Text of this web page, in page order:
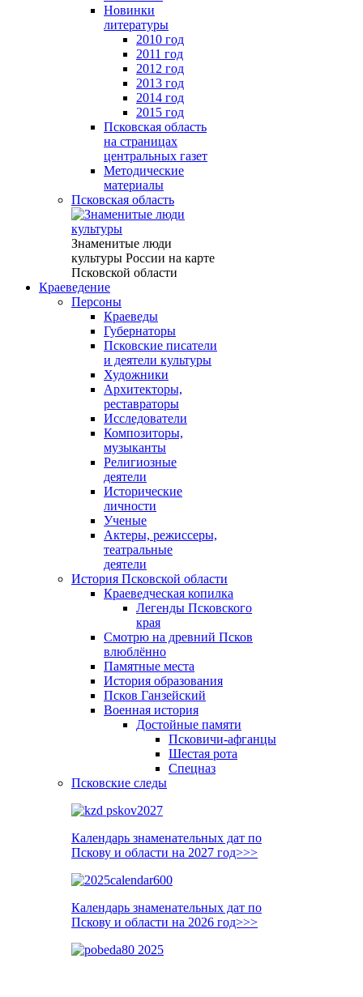
Новинки
литературы
2010 год
2011 год
2012 год
2013 год
2014 год
2015 год
Псковская область
на страницах
центральных газет
Методические
материалы
Псковская область
Знаменитые люди
культуры России на карте
Псковской области
Краеведение
Персоны
Краеведы
Губернаторы
Псковские писатели
и деятели культуры
Художники
Архитекторы,
реставраторы
Исследователи
Композиторы,
музыканты
Религиозные
деятели
Исторические
личности
Ученые
Актеры, режиссеры,
театральные
деятели
История Псковской области
Краеведческая копилка
Легенды Псковского
края
Смотрю на древний Псков
влюблённо
Памятные места
История образования
Псков Ганзейский
Военная история
Достойные памяти
Псковичи-афганцы
Шестая рота
Спецназ
Псковские следы
Календарь знаменательных дат по
Пскову и области на 2027 год>>>
Календарь знаменательных дат по
Пскову и области на 2026 год>>>